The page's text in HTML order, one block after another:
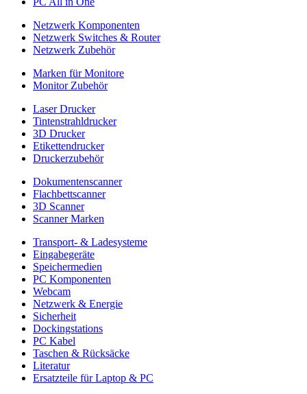
Netzwerk Komponenten
Netzwerk Switches & Router
Netzwerk Zubehör
Marken für Monitore
Monitor Zubehör
Laser Drucker
Tintenstrahldrucker
3D Drucker
Etikettendrucker
Druckerzubehör
Dokumentenscanner
Flachbettscanner
3D Scanner
Scanner Marken
Transport- & Ladesysteme
Eingabegeräte
Speichermedien
PC Komponenten
Webcam
Netzwerk & Energie
Sicherheit
Dockingstations
PC Kabel
Taschen & Rücksäcke
Literatur
Ersatzteile für Laptop & PC